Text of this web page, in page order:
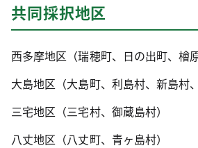
共同採択地区
西多摩地区（瑞穂町、日の出町、檜
大島地区（大島町、利島村、新島村
三宅地区（三宅村、御蔵島村）
八丈地区（八丈町、青ヶ島村）